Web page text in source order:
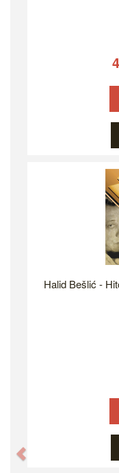
Halid Bešlić -